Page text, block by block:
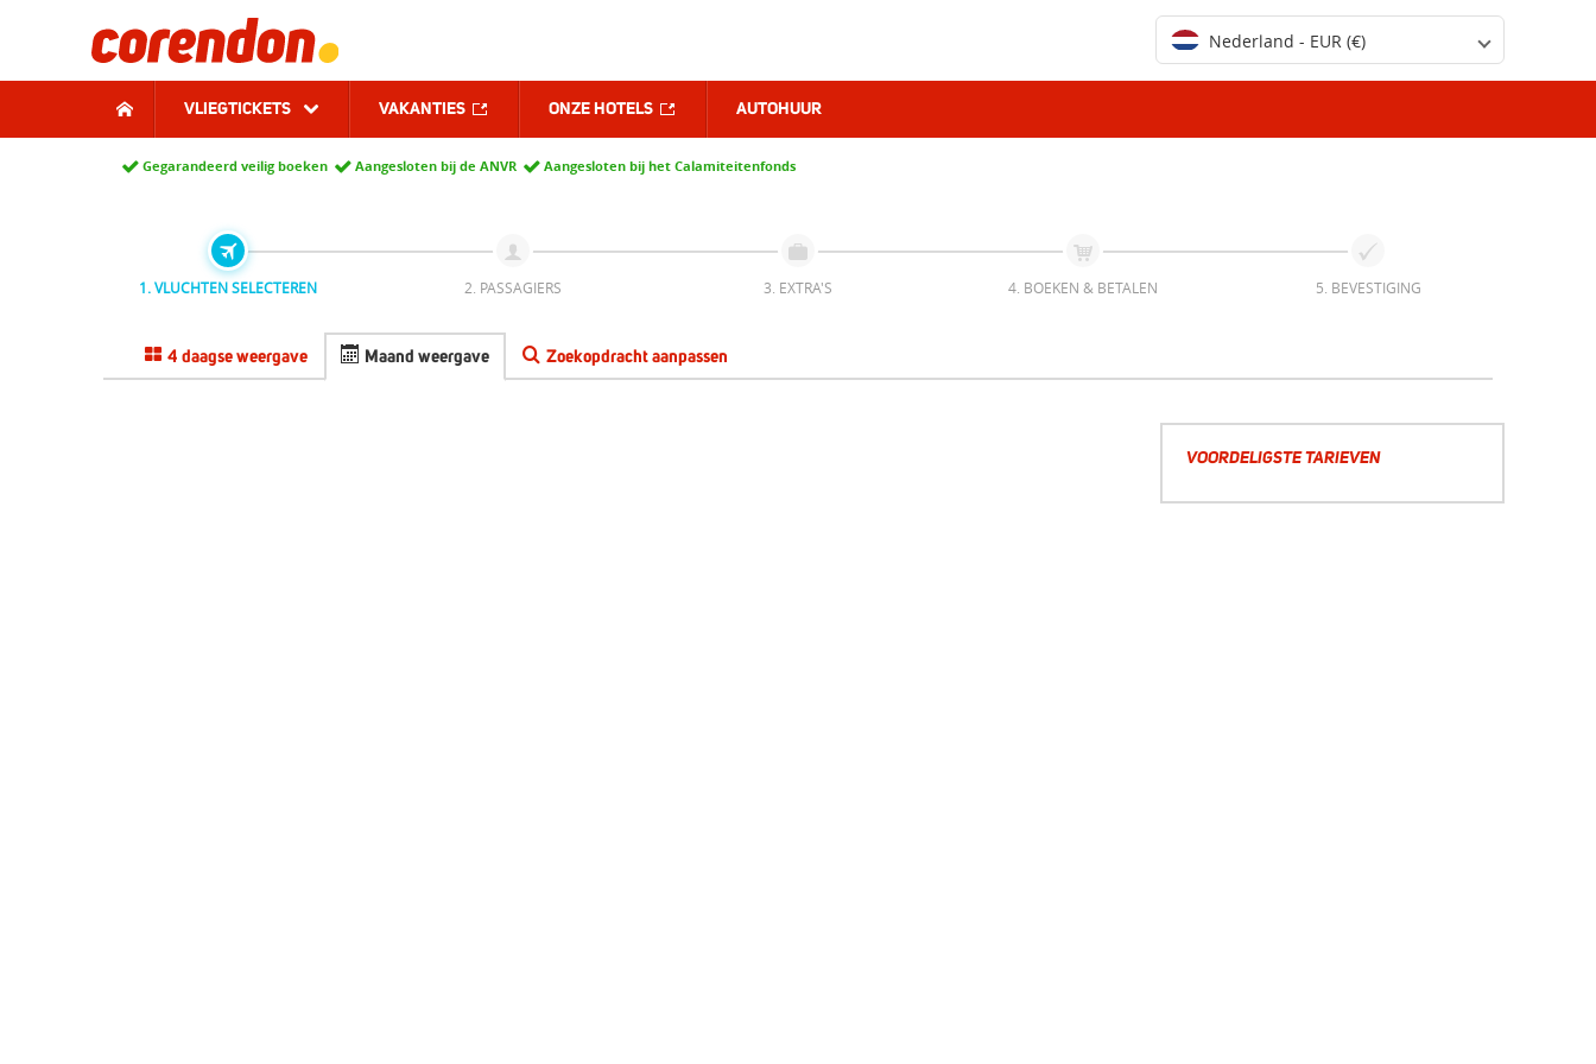
Nederland - EUR (€)
VLIEGTICKETS VAKANTIES ONZE HOTELS AUTOHUUR
Gegarandeerd veilig boeken Aangesloten bij de ANVR Aangesloten bij het Calamiteitenfonds
1. VLUCHTEN SELECTEREN 2. PASSAGIERS 3. EXTRA'S 4. BOEKEN & BETALEN 5. BEVESTIGING
4 daagse weergave Maand weergave Zoekopdracht aanpassen
VOORDELIGSTE TARIEVEN